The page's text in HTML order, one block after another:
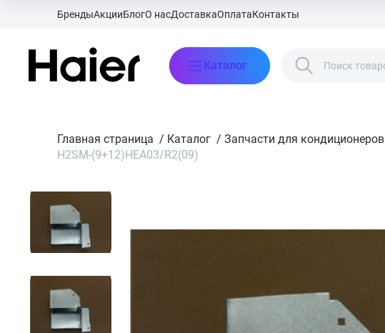
БрендыАкцииБлогО насДоставкаОплатаКонтакты
Каталог
Главная страница / Каталог / Запчасти для кондиционеров
H2SM-(9+12)HEA03/R2(09)